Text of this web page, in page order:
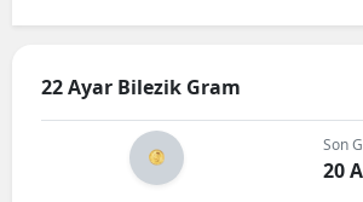
22 Ayar Bilezik Gram
Son
20